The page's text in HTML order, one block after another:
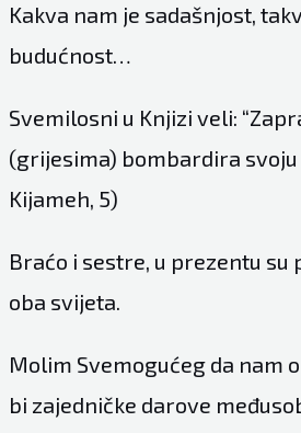
Kakva nam je sadašnjost,
budućnost…
Svemilosni u Knjizi veli:
(grijesima) bombardira svoju
Kijameh, 5)
Braćo i sestre, u prezentu
oba svijeta.
Molim Svemogućeg da nam
bi zajedničke darove